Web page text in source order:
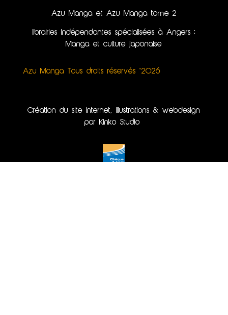
Azu Manga et Azu Manga tome 2
librairies indépendantes spécialisées à Angers :
Manga et culture japonaise
Azu Manga Tous droits réservés ©2026
Création du site internet, illustrations & webdesign
par Kinko Studio